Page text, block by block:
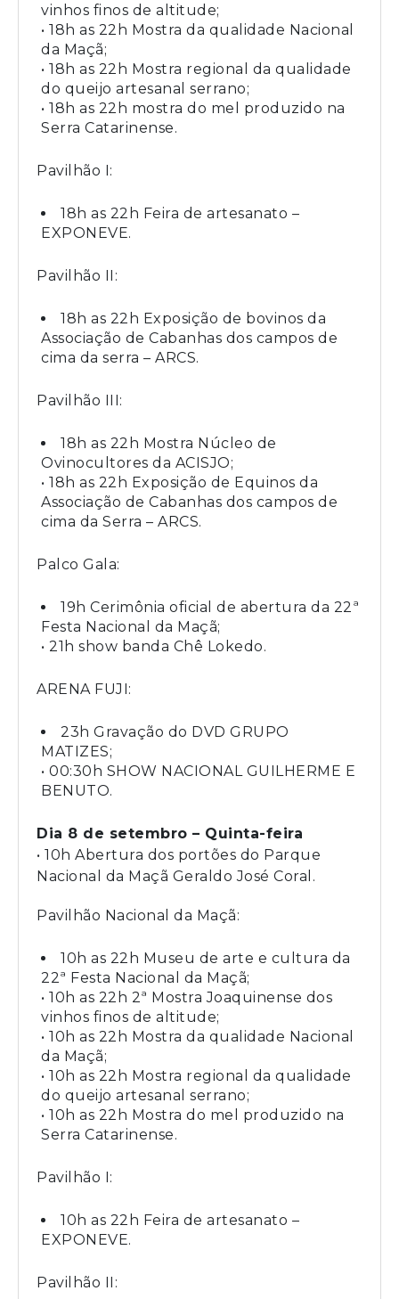
vinhos finos de altitude;
• 18h as 22h Mostra da qualidade Nacional
da Maçã;
• 18h as 22h Mostra regional da qualidade
do queijo artesanal serrano;
• 18h as 22h mostra do mel produzido na
Serra Catarinense.
Pavilhão I:
18h as 22h Feira de artesanato –
EXPONEVE.
Pavilhão II:
18h as 22h Exposição de bovinos da
Associação de Cabanhas dos campos de
cima da serra – ARCS.
Pavilhão III:
18h as 22h Mostra Núcleo de
Ovinocultores da ACISJO;
• 18h as 22h Exposição de Equinos da
Associação de Cabanhas dos campos de
cima da Serra – ARCS.
Palco Gala:
19h Cerimônia oficial de abertura da 22ª
Festa Nacional da Maçã;
• 21h show banda Chê Lokedo.
ARENA FUJI:
23h Gravação do DVD GRUPO
MATIZES;
• 00:30h SHOW NACIONAL GUILHERME E
BENUTO.
Dia 8 de setembro – Quinta-feira
• 10h Abertura dos portões do Parque
Nacional da Maçã Geraldo José Coral.
Pavilhão Nacional da Maçã:
10h as 22h Museu de arte e cultura da
22ª Festa Nacional da Maçã;
• 10h as 22h 2ª Mostra Joaquinense dos
vinhos finos de altitude;
• 10h as 22h Mostra da qualidade Nacional
da Maçã;
• 10h as 22h Mostra regional da qualidade
do queijo artesanal serrano;
• 10h as 22h Mostra do mel produzido na
Serra Catarinense.
Pavilhão I:
10h as 22h Feira de artesanato –
EXPONEVE.
Pavilhão II: